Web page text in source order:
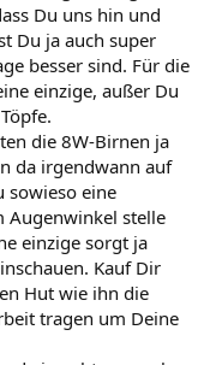
Du uns hin und
Du ja auch super
besser sind. Für die
einzige, außer Du
die 8W-Birnen ja
da irgendwann auf
sowieso eine
Augenwinkel stelle
einzige sorgt ja
Kauf Dir
Hut wie ihn die
tragen um Deine